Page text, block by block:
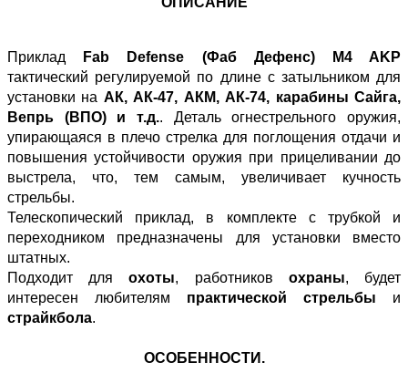
Приклад
Fab Defense (Фаб Дефенс) M4 AKP
тактический регулируемой по длине с затыльником для
установки на АК, АК-47, АКМ, АК-74, карабины Сайга,
Вепрь (ВПО) и т.д.. Деталь огнестрельного оружия,
упирающаяся в плечо стрелка для поглощения отдачи и
повышения устойчивости оружия при прицеливании до
выстрела, что, тем самым, увеличивает кучность
стрельбы.
Телескопический приклад, в комплекте с трубкой и
переходником предназначены для установки вместо
штатных.
Подходит дляохоты, работников охраны, будет
интересен любителям практической стрельбы и
страйкбола.
ОСОБЕННОСТИ.